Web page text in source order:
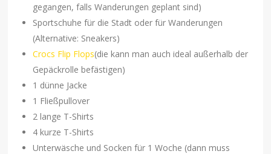
gegangen, falls Wanderungen geplant sind)
Sportschuhe für die Stadt oder für Wanderungen
(Alternative: Sneakers)
Crocs Flip Flops(die kann man auch ideal außerhalb der
Gepäckrolle befästigen)
1 dünne Jacke
1 Fließpullover
2 lange T-Shirts
4 kurze T-Shirts
Unterwäsche und Socken für 1 Woche (dann muss